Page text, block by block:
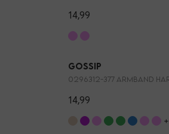
14,99
Gossip
0296312-377 ARMBAND
14,99